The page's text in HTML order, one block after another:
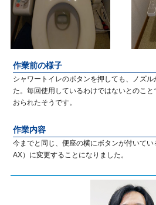
作業前の様子
シャワートイレのボタンを押しても、ノズ
た。毎回使用しているわけではないとのこ
おられたそうです。
作業内容
今までと同じ、便座の横にボタンが付いて
AX）に変更することになりました。